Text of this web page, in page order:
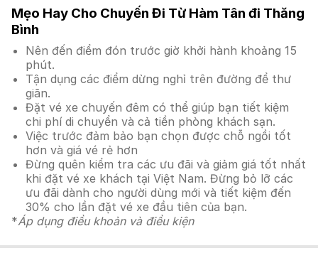
Mẹo Hay Cho Chuyến Đi Từ Hàm Tân đi Thăng
Bình
Nên đến điểm đón trước giờ khởi hành khoảng 15
phút.
Tận dụng các điểm dừng nghỉ trên đường để thư
giãn.
Đặt vé xe chuyến đêm có thể giúp bạn tiết kiệm
chi phí di chuyển và cả tiền phòng khách sạn.
Việc trước đảm bảo bạn chọn được chỗ ngồi tốt
hơn và giá vé rẻ hơn
Đừng quên kiểm tra các ưu đãi và giảm giá tốt nhất
khi đặt vé xe khách tại Việt Nam. Đừng bỏ lỡ các
ưu đãi dành cho người dùng mới và tiết kiệm đến
30% cho lần đặt vé xe đầu tiên của bạn.
*Áp dụng điều khoản và điều kiện